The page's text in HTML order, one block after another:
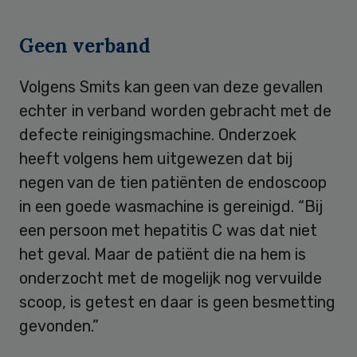
Geen verband
Volgens Smits kan geen van deze gevallen
echter in verband worden gebracht met de
defecte reinigingsmachine. Onderzoek
heeft volgens hem uitgewezen dat bij
negen van de tien patiënten de endoscoop
in een goede wasmachine is gereinigd. “Bij
een persoon met hepatitis C was dat niet
het geval. Maar de patiënt die na hem is
onderzocht met de mogelijk nog vervuilde
scoop, is getest en daar is geen besmetting
gevonden.”